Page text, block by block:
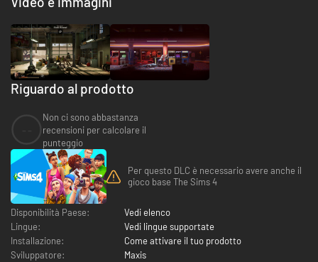
Riguardo al prodotto
Non ci sono abbastanza
recensioni per calcolare il
punteggio
Per questo DLC è necessario avere anche il
gioco base The Sims 4
Disponibilità Paese:
Vedi elenco
Lingue:
Vedi lingue supportate
Installazione:
Come attivare il tuo prodotto
Sviluppatore:
Maxis